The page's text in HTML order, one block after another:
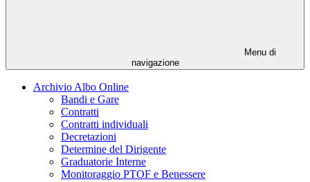
Menu di
navigazione
Archivio Albo Online
Bandi e Gare
Contratti
Contratti individuali
Decretazioni
Determine del Dirigente
Graduatorie Interne
Monitoraggio PTOF e Benessere